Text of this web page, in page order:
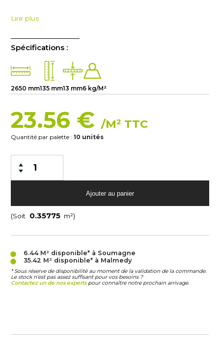
Lire plus
Spécifications :
2650 mm135 mm13 mm6 kg/M²
23.56 €/M² TTC
Quantité par palette :10 unités
(Soit m²)
6.44 M²disponible* à Soumagne
35.42 M²disponible* à Malmedy
* Sous réserve de disponibilité au moment de la validation de la commande.
Le stock n’est pas assez suffisant pour vos besoins ?
Contactez un de nos expertspour connaître notre prochain arrivage.